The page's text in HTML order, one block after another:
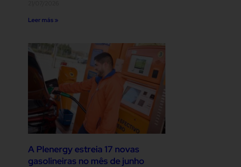
Leer más »
A Plenergy estreia 17 novas
gasolineiras no mês de junho